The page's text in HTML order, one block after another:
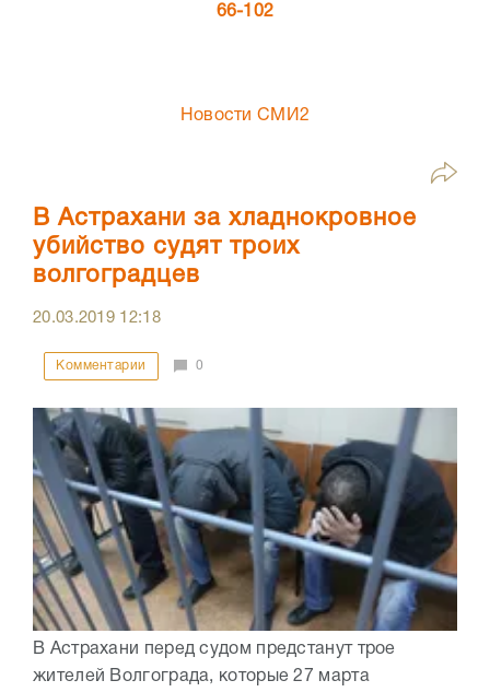
66-102
Новости СМИ2
В Астрахани за хладнокровное
убийство судят троих
волгоградцев
20.03.2019 12:18
Комментарии 0
В Астрахани перед судом предстанут трое
жителей Волгограда, которые 27 марта